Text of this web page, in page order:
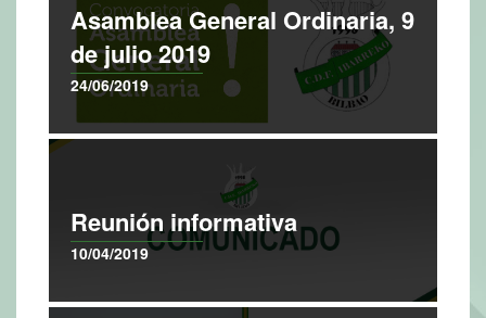
Asamblea General Ordinaria, 9
de julio 2019
24/06/2019
Reunión informativa
10/04/2019